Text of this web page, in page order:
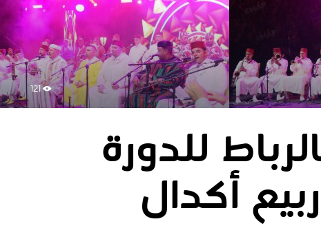
121
للدورة
ربيع أكدال